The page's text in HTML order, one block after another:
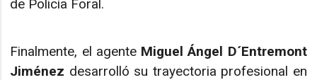
de Policía Foral.
Finalmente, el agente Miguel Ángel D´Entremont
Jiménez desarrolló su trayectoria profesional en